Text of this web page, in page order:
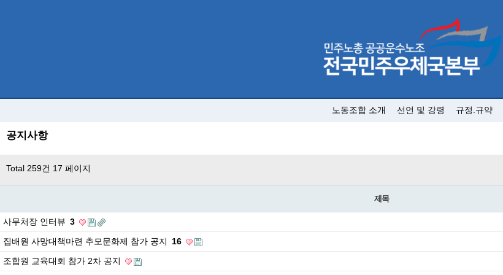
노동조합 소개 선언 및 강령 규정.규약
공지사항
Total 259건 17 페이지
제목
사무처장 인터뷰 3
집배원 사망대책마련 추모문화제 참가 공지
16
조합원 교육대회 참가 2차 공지